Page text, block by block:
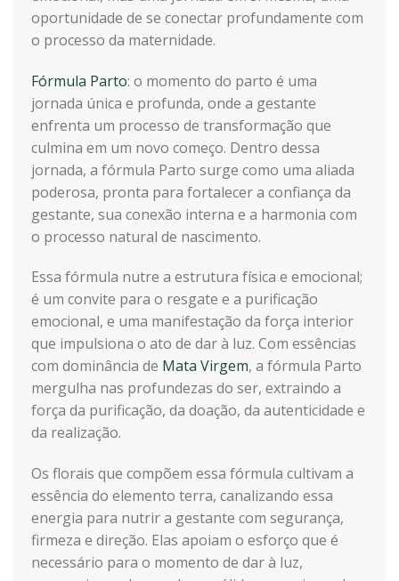
oportunidade de se conectar profundamente com
o processo da maternidade.
Fórmula Parto: o momento do parto é uma
jornada única e profunda, onde a gestante
enfrenta um processo de transformação que
culmina em um novo começo. Dentro dessa
jornada, a fórmula Parto surge como uma aliada
poderosa, pronta para fortalecer a confiança da
gestante, sua conexão interna e a harmonia com
o processo natural de nascimento.
Essa fórmula nutre a estrutura física e emocional;
é um convite para o resgate e a purificação
emocional, e uma manifestação da força interior
que impulsiona o ato de dar à luz. Com essências
com dominância de Mata Virgem, a fórmula Parto
mergulha nas profundezas do ser, extraindo a
força da purificação, da doação, da autenticidade e
da realização.
Os florais que compõem essa fórmula cultivam a
essência do elemento terra, canalizando essa
energia para nutrir a gestante com segurança,
firmeza e direção. Elas apoiam o esforço que é
necessário para o momento de dar à luz,